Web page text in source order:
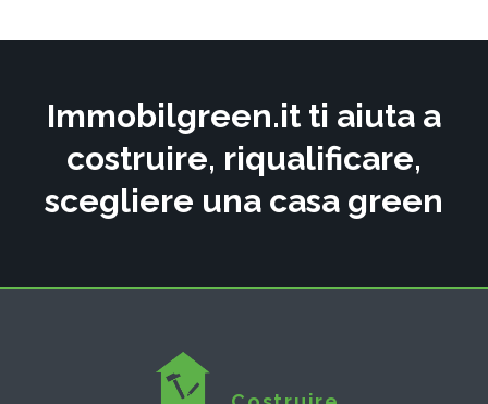
Immobilgreen.it ti aiuta a
costruire, riqualificare,
scegliere una casa green